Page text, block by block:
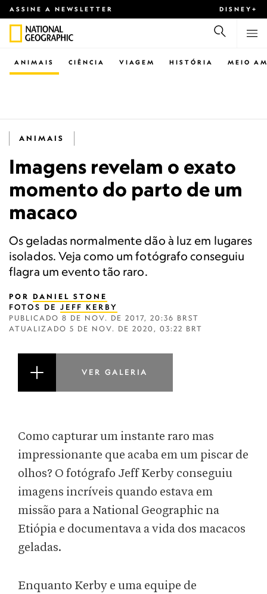
ASSINE A NEWSLETTER DISNEY+
CIÊNCIA VIAGEM
ANIMAIS HISTÓRIA MEIO
ANIMAIS
Imagens revelam o exato
momento do parto de um
macaco
Os geladas normalmente dão à luz em lugares
isolados. Veja como um fotógrafo conseguiu
flagra um evento tão raro.
POR DANIEL STONE
FOTOS DE JEFF KERBY
PUBLICADO 8 DE NOV. DE 2017, 20:36 BRST
ATUALIZADO 5 DE NOV. DE 2020, 03:22 BRT
VER GALERIA
Como capturar um instante raro mas
impressionante que acaba em um piscar de
olhos? O fotógrafo Jeff Kerby conseguiu
imagens incríveis quando estava em
missão para a National Geographic na
Etiópia e documentava a vida dos macacos
geladas.
Enquanto Kerby e uma equipe de